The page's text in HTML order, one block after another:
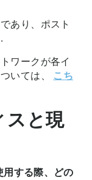
あり、ポスト
ワークが各イ
いては、 こち
スと現
する際、どの